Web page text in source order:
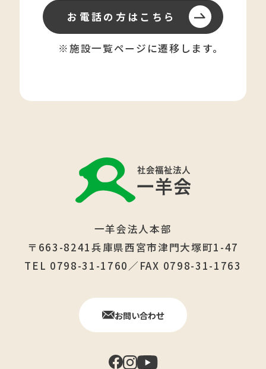
お電話の方はこちら
※施設一覧ページに遷移します。
一羊会法人本部
〒663-8241兵庫県西宮市津門大塚町1-47
TEL 0798-31-1760／FAX 0798-31-1763
お問い合わせ